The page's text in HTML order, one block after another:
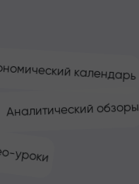
календарь
Аналитический обзоры
уроки